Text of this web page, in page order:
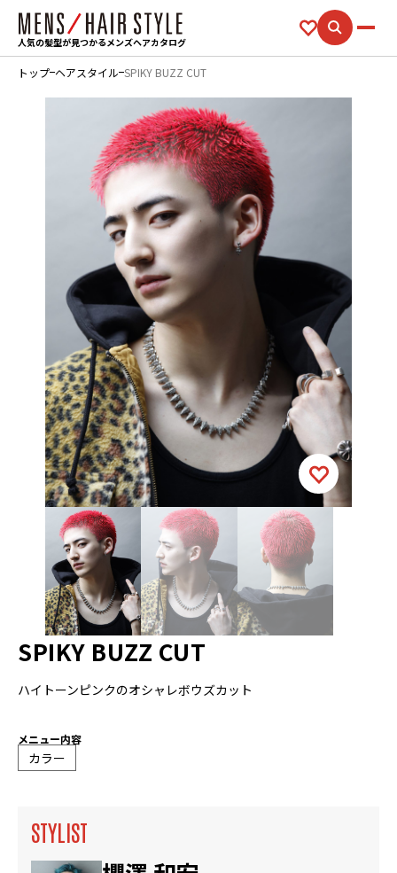
人気の髪型が見つかるメンズヘアカタログ
トップ ヘアスタイル SPIKY BUZZ CUT
SPIKY BUZZ CUT
ハイトーンピンクのオシャレボウズカット
メニュー内容
カラー
STYLIST